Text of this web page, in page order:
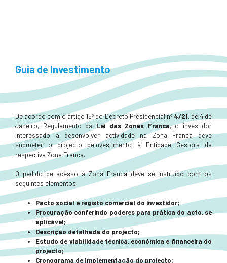
Guia de Investimento
De acordo com o artigo 15º do Decreto Presidencial nº4/21, de 4 de
Janeiro, Regulamento da Lei das Zonas Franca, o investidor
interessado a desenvolver actividade na Zona Franca deve
submeter o projecto deinvestimento à Entidade Gestora da
respectiva Zona Franca.
O pedido de acesso à Zona Franca deve se instruído com os
seguintes elementos:
Pacto social e registo comercial do investidor;
Procuração conferindo poderes para prática do acto, se
aplicável;
Descrição detalhada do projecto;
Estudo de viabilidade técnica, económica e financeira do
projecto;
Cronograma de Implementação do projecto;